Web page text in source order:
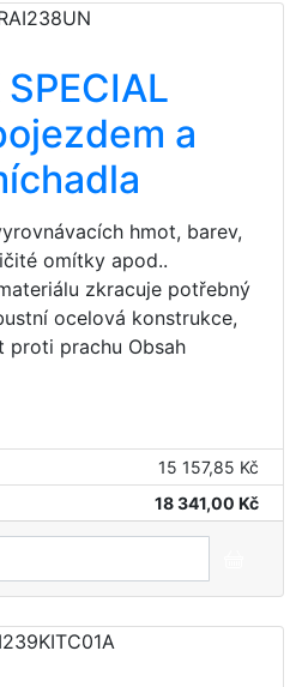
a
hmot, barev,
omítky apod..
zkracuje potřebný
ocelová konstrukce,
proti prachu Obsah
15 157,85 Kč
18 341,00 Kč